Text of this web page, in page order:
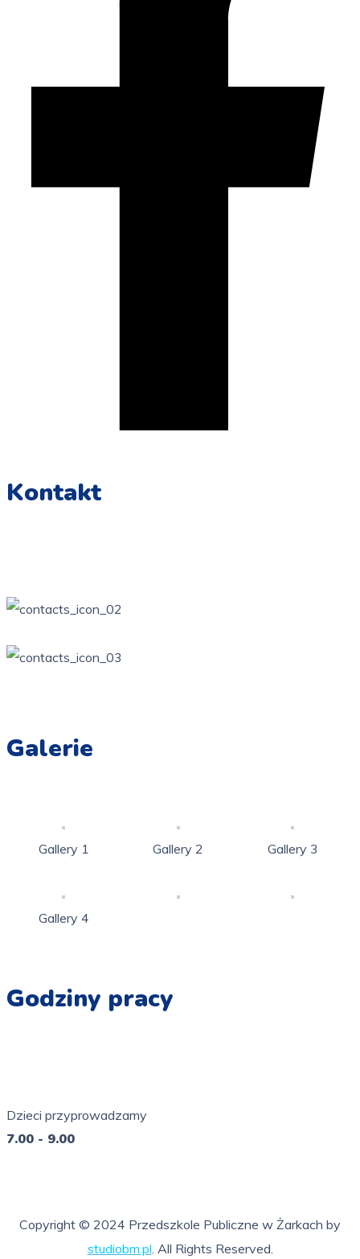
Kontakt
Galerie
Gallery 1 Gallery 2 Gallery 3
Gallery 4
Godziny pracy
Dzieci przyprowadzamy
7.00 - 9.00
Copyright © 2024 Przedszkole Publiczne w Żarkach by
studiobm.pl . All Rights Reserved.